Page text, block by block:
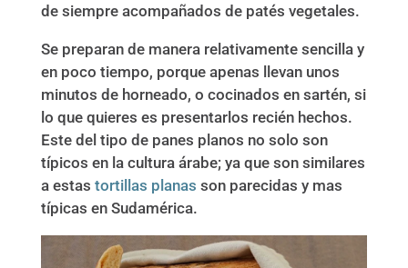
de siempre acompañados de patés vegetales.
Se preparan de manera relativamente sencilla y
en poco tiempo, porque apenas llevan unos
minutos de horneado, o cocinados en sartén, si
lo que quieres es presentarlos recién hechos.
Este del tipo de panes planos no solo son
típicos en la cultura árabe; ya que son similares
a estas tortillas planas son parecidas y mas
típicas en Sudamérica.